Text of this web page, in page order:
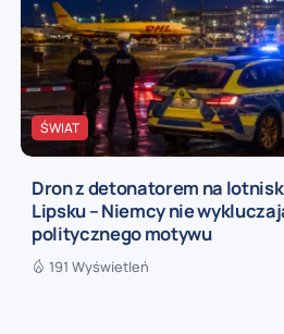
ŚWIAT
Dron z detonatorem na
Lipsku – Niemcy nie
politycznego motywu
191 Wyświetleń